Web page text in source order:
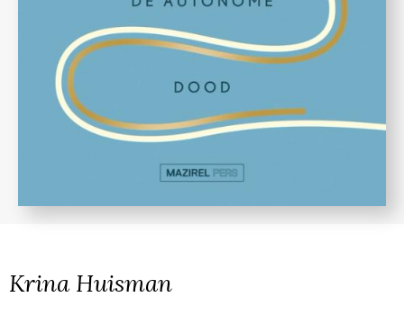
Krina Huisman